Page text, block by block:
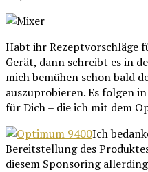
Habt ihr Rezeptvorschläge
Gerät, dann schreibt es in
mich bemühen schon bald
auszuprobieren. Es folgen
für Dich – die ich mit dem
Ich
Bereitstellung des
diesem Sponsoring